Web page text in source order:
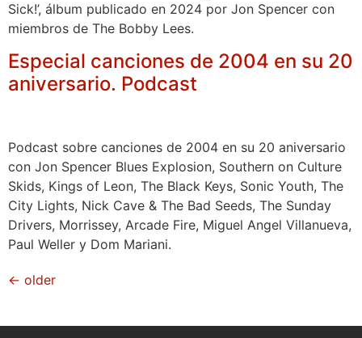
Sick!’, álbum publicado en 2024 por Jon Spencer con
miembros de The Bobby Lees.
Especial canciones de 2004 en su 20
aniversario. Podcast
Podcast sobre canciones de 2004 en su 20 aniversario
con Jon Spencer Blues Explosion, ​Southern on Culture
Skids, Kings of Leon, The Black Keys, Sonic Youth, The
City Lights, Nick Cave & The Bad Seeds, The Sunday
Drivers, Morrissey, Arcade Fire, Miguel Angel Villanueva,
Paul Weller y Dom Mariani.
← older